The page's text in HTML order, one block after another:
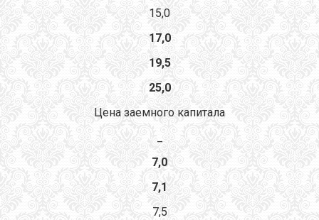
15,0
17,0
19,5
25,0
Цена заемного капитала
_
7,0
7,1
7,5